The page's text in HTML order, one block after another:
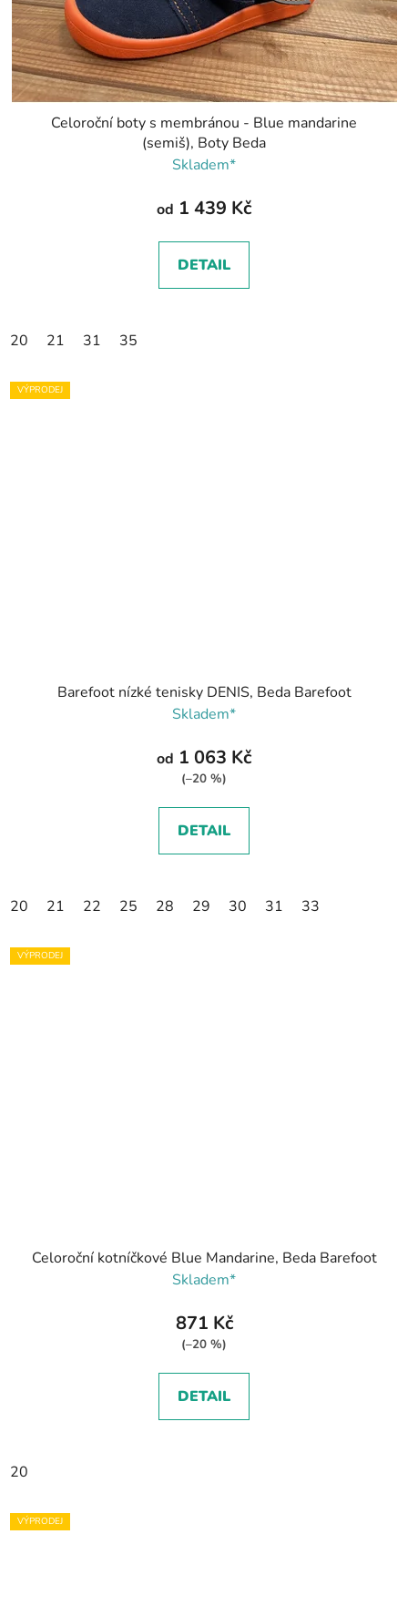
Celoroční boty s membránou - Blue mandarine
(semiš), Boty Beda
Skladem*
od 1 439 Kč
DETAIL
20 21 31 35
VÝPRODEJ
Barefoot nízké tenisky DENIS, Beda Barefoot
Skladem*
od 1 063 Kč
(–20 %)
DETAIL
20 21 22 25 28 29 30 31 33
VÝPRODEJ
Celoroční kotníčkové Blue Mandarine, Beda Barefoot
Skladem*
871 Kč
(–20 %)
DETAIL
20
VÝPRODEJ